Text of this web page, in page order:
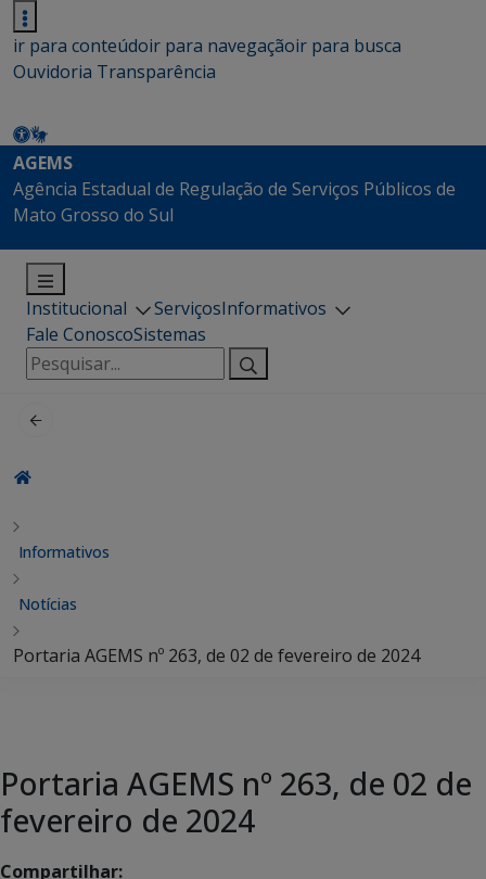
ir para conteúdoir para navegaçãoir para busca
Ouvidoria Transparência
AGEMS
Agência Estadual de Regulação de Serviços Públicos de
Mato Grosso do Sul
Institucional ServiçosInformativos
Fale ConoscoSistemas
Pesquisar
por:
Informativos
Notícias
Portaria AGEMS nº 263, de 02 de fevereiro de 2024
Portaria AGEMS nº 263, de 02 de
fevereiro de 2024
Compartilhar: